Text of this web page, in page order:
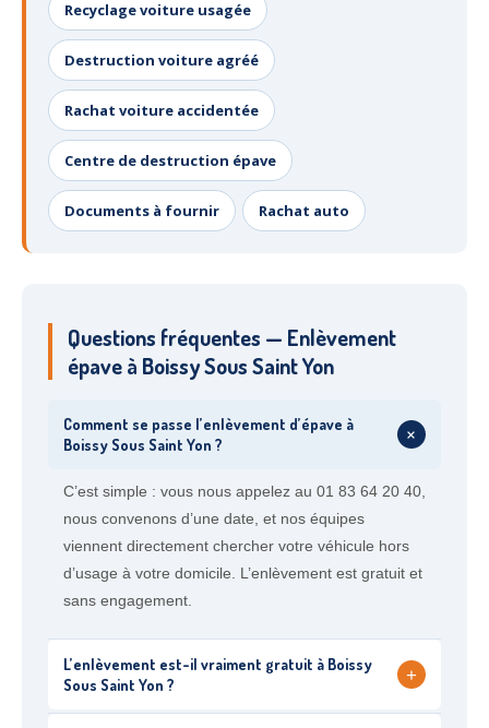
Recyclage voiture usagée
Destruction voiture agréé
Rachat voiture accidentée
Centre de destruction épave
Documents à fournir Rachat auto
Questions fréquentes — Enlèvement
épave à Boissy Sous Saint Yon
Comment se passe l’enlèvement d’épave à
Boissy Sous Saint Yon ?
+
C’est simple : vous nous appelez au 01 83 64 20 40,
nous convenons d’une date, et nos équipes
viennent directement chercher votre véhicule hors
d’usage à votre domicile. L’enlèvement est gratuit et
sans engagement.
L’enlèvement est-il vraiment gratuit à Boissy
Sous Saint Yon ?
+